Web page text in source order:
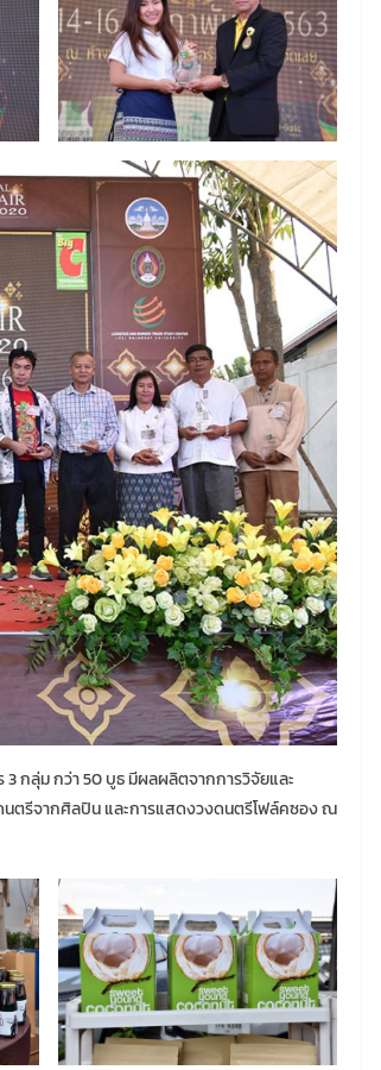
กลุ่ม กว่า 50 บูธ มีผลผลิตจากการวิจัยและ
ตรีจากศิลปิน และการแสดงวงดนตรีโฟล์คซอง ณ